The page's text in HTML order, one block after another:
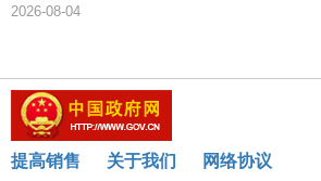
2026-08-04
提高销售 关于我们 网络协议